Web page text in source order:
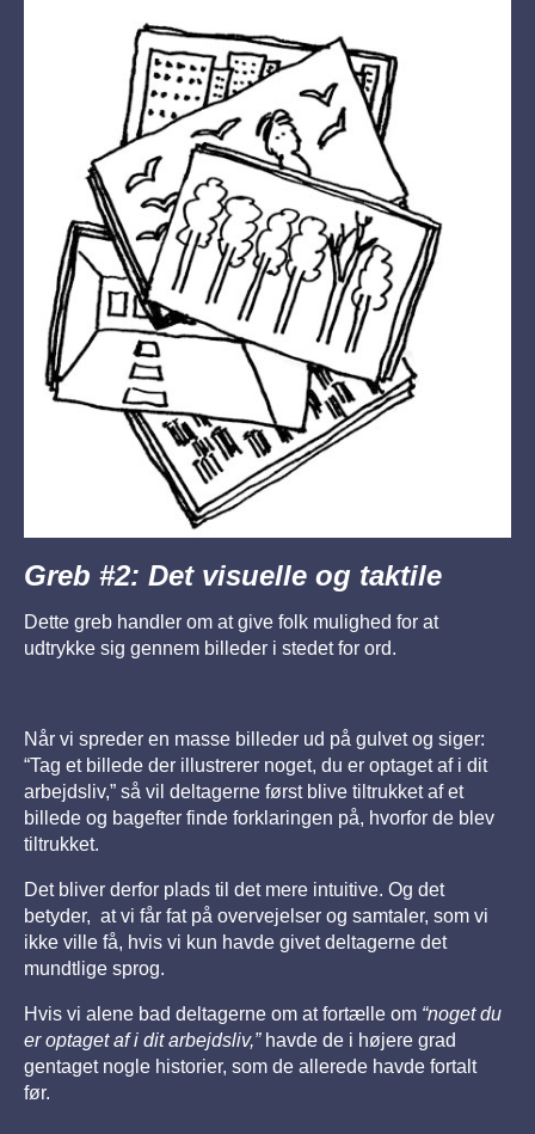
Greb #2: Det visuelle og taktile
Dette greb handler om at give folk mulighed for at
udtrykke sig gennem billeder i stedet for ord.
Når vi spreder en masse billeder ud på gulvet og siger:
“Tag et billede der illustrerer noget, du er optaget af i dit
arbejdsliv,” så vil deltagerne først blive tiltrukket af et
billede og bagefter finde forklaringen på, hvorfor de blev
tiltrukket.
Det bliver derfor plads til det mere intuitive. Og det
betyder, at vi får fat på overvejelser og samtaler, som vi
ikke ville få, hvis vi kun havde givet deltagerne det
mundtlige sprog.
Hvis vi alene bad deltagerne om at fortælle om “noget du
er optaget af i dit arbejdsliv,”havde de i højere grad
gentaget nogle historier, som de allerede havde fortalt
før.